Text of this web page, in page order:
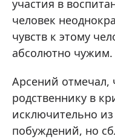
участия в
человек
чувств к этому
абсолютно чужим.
Арсений отмечал,
родственнику в
исключительно
побуждений, но